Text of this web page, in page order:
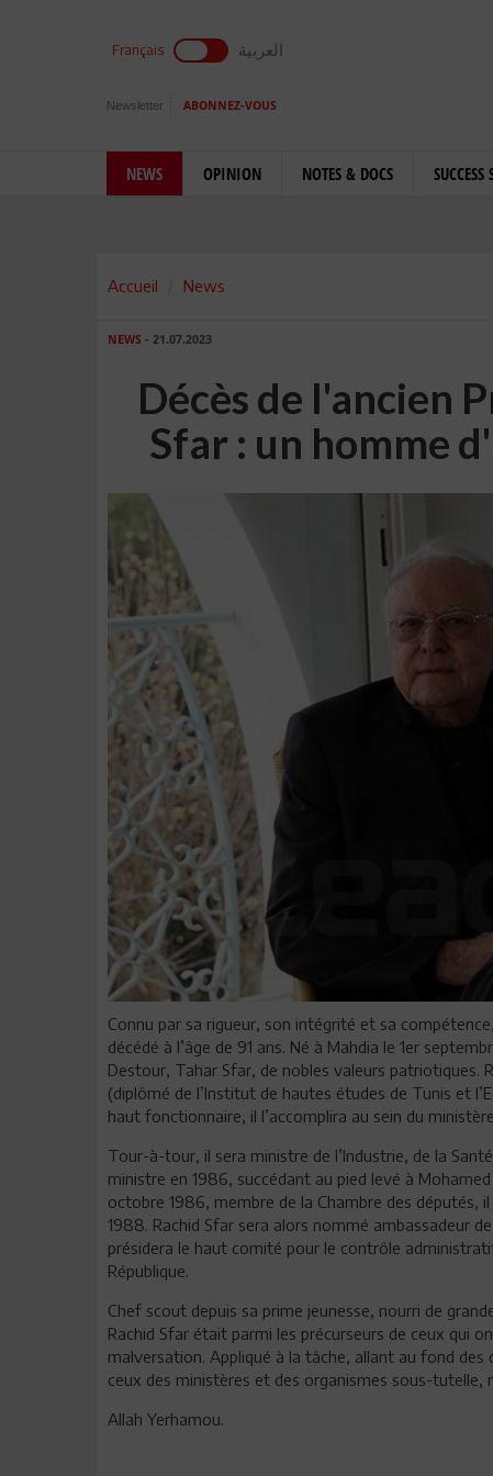
Français العربية
Newsletter ABONNEZ-VOUS
NEWS OPINION NOTES & DOCS SUCCESS
Accueil News
NEWS - 21.07.2023
Décès de l'ancien
Sfar : un homme
Connu par sa rigueur, son intégrité et sa
décédé à l’âge de 91 ans. Né à Mahdia le 1er
Destour, Tahar Sfar, de nobles valeurs
(diplômé de l’Institut de hautes études de Tunis et
haut fonctionnaire, il l’accomplira au sein du
Tour-à-tour, il sera ministre de l’Industrie, de la
ministre en 1986, succédant au pied levé à
octobre 1986, membre de la Chambre des députés,
1988. Rachid Sfar sera alors nommé ambassadeur
présidera le haut comité pour le contrôle
République.
Chef scout depuis sa prime jeunesse, nourri de
Rachid Sfar était parmi les précurseurs de ceux qui
malversation. Appliqué à la tâche, allant au fond
ceux des ministères et des organismes sous-tutelle,
Allah Yerhamou.